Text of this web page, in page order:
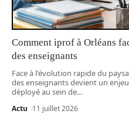
Comment iprof à Orléans
des enseignants
Face à l'évolution rapide du
des enseignants devient un
déployé au sein de…
Actu 11 juillet 2026